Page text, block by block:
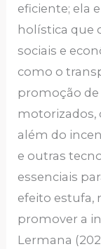
eficiente; ela
holística que
sociais e
como o
promoção
motorizados,
além do
e outras
essenciais
efeito estufa,
promover a
Lermana